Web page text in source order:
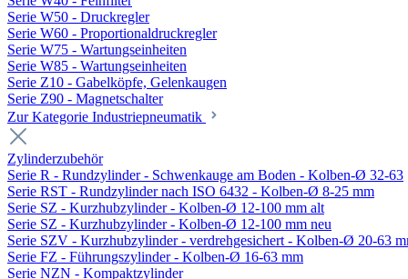
Serie W50 - Druckregler
Serie W60 - Proportionaldruckregler
Serie W75 - Wartungseinheiten
Serie W85 - Wartungseinheiten
Serie Z10 - Gabelköpfe, Gelenkaugen
Serie Z90 - Magnetschalter
Zur Kategorie Industriepneumatik
Zylinderzubehör
Serie R - Rundzylinder - Schwenkauge am Boden - Kolben-Ø 32-63
Serie RST - Rundzylinder nach ISO 6432 - Kolben-Ø 8-25 mm
Serie SZ - Kurzhubzylinder - Kolben-Ø 12-100 mm alt
Serie SZ - Kurzhubzylinder - Kolben-Ø 12-100 mm neu
Serie SZV - Kurzhubzylinder - verdrehgesichert - Kolben-Ø 20-63
Serie FZ - Führungszylinder - Kolben-Ø 16-63 mm
Serie NZN - Kompaktzylinder